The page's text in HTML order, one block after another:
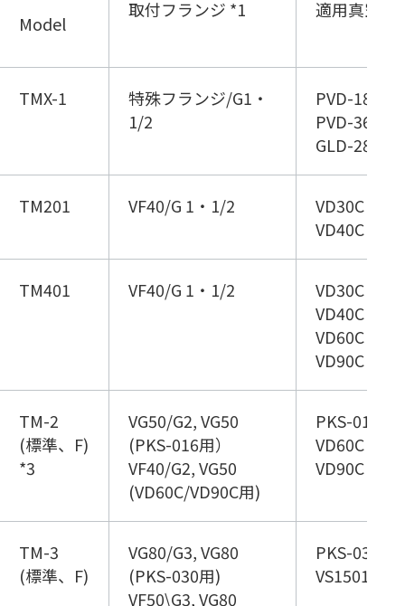
Model
取付フランジ *1 適用真空ポ
TMX-1
特殊フランジ/G1・
1/2
PVD-
PVD-360(B)
GLD-280A
TM201 VF40/G 1・1/2
VD30C (低
VD40C (低
TM401 VF40/G 1・1/2
VD30C (高
VD40C (高
VD60C (低
VD90C (低
TM-2
(標準、F)
*3
VG50/G2, VG50
(PKS-016用）
VF40/G2, VG50
(VD60C/VD90C用)
PKS-016
VD60C (高
VD90C (高
TM-3
(標準、F)
VG80/G3, VG80
(PKS-030用)
VF50\G3, VG80
PKS-030
VS1501